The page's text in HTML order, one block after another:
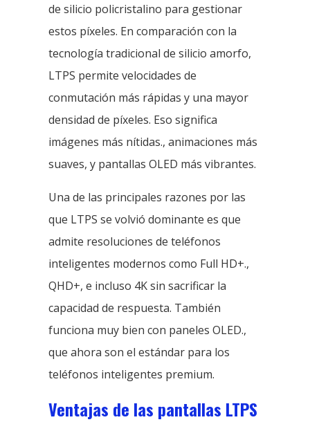
de silicio policristalino para gestionar
estos píxeles. En comparación con la
tecnología tradicional de silicio amorfo,
LTPS permite velocidades de
conmutación más rápidas y una mayor
densidad de píxeles. Eso significa
imágenes más nítidas., animaciones más
suaves, y pantallas OLED más vibrantes.
Una de las principales razones por las
que LTPS se volvió dominante es que
admite resoluciones de teléfonos
inteligentes modernos como Full HD+.,
QHD+, e incluso 4K sin sacrificar la
capacidad de respuesta. También
funciona muy bien con paneles OLED.,
que ahora son el estándar para los
teléfonos inteligentes premium.
Ventajas de las pantallas LTPS